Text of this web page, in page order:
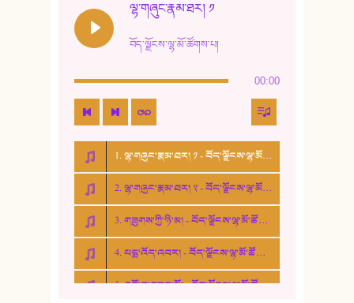
15. ཤམ་པ་ལ་ཡི་སྲས་མོ།
16. ལྷ་བུ་དར་བུ།
17. ང་བོད་པ་ཡིན། - ཕུར་བུ་རྣམ་རྒྱལ།
18. ང་ལ་བྱམས་པའི་ཨ་མ།
19. ཆ་རྐྱེན་མེད་པའི་སེམས།
20. བསྟན་རྒྱས་གླིང་།
ལྷ་གཞུང་རྣམ་ཐར། ༡
བོད་ལྗོངས་ལྷ་མོ་ཚོགས་པ།
00:00
1. ལྷ་གཞུང་རྣམ་ཐར། ༡ - བོད་ལྗོངས་ལྷ་མོ་ཚོགས་པ།
2. ལྷ་གཞུང་རྣམ་ཐར། ༢ - བོད་ལྗོངས་ལྷ་མོ་ཚོགས་པ།
3. གཟུགས་ཀྱི་ཉི་མ། - བོད་ལྗོངས་ལྷ་མོ་ཚོགས་པ།
4. པདྨ་འོད་འབར། - བོད་ལྗོངས་ལྷ་མོ་ཚོགས་པ།
5. འགྲོ་བ་བཟང་མོ། - བོད་ལྗོངས་ལྷ་མོ་ཚོགས་པ།